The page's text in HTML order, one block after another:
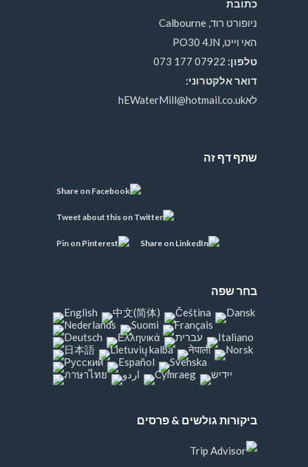
כתובת
ניופורט רוד, Calbourne
האי וייט, PO30 4JN
טלפון:
דואר אלקטרוני:
לאhEWaterMill@hotmail.co.uk
שתף דף זה
בחר שפה
ביקורות גולשים & פרסים